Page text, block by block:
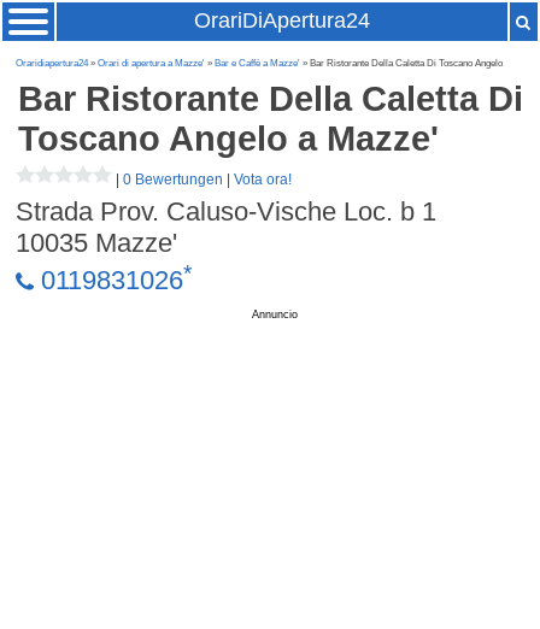
OrariDiApertura24
Oraridiapertura24»Orari di apertura a Mazze' » Bar e Caffè a Mazze' » Bar Ristorante Della Caletta Di Toscano Angelo
Bar Ristorante Della Caletta Di
Toscano Angelo a Mazze'
|0 Bewertungen |Vota ora!
Strada Prov. Caluso-Vische Loc. b 1
10035 Mazze'
0119831026*
Annuncio